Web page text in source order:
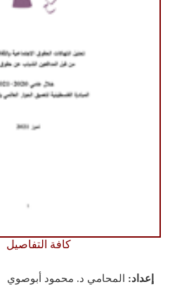
كافة التفاصيل
إعداد: المحامي د. محمود أبوصوي